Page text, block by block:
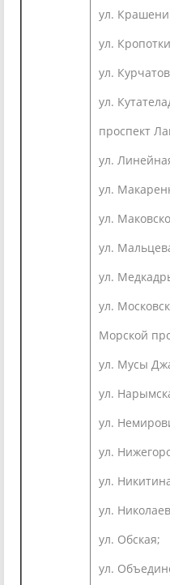
ул.
ул.
ул.
ул.
проспект
ул.
ул.
ул.
ул.
ул.
ул.
Морской
ул. Мусы
ул.
ул.
ул.
ул.
ул.
ул. Обская;
ул.